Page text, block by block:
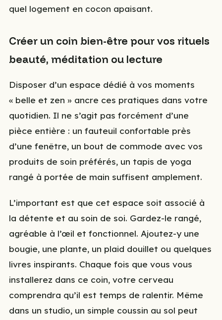
quel logement en cocon apaisant.
Créer un coin bien-être pour vos rituels
beauté, méditation ou lecture
Disposer d’un espace dédié à vos moments
« belle et zen » ancre ces pratiques dans votre
quotidien. Il ne s’agit pas forcément d’une
pièce entière : un fauteuil confortable près
d’une fenêtre, un bout de commode avec vos
produits de soin préférés, un tapis de yoga
rangé à portée de main suffisent amplement.
L’important est que cet espace soit associé à
la détente et au soin de soi. Gardez-le rangé,
agréable à l’œil et fonctionnel. Ajoutez-y une
bougie, une plante, un plaid douillet ou quelques
livres inspirants. Chaque fois que vous vous
installerez dans ce coin, votre cerveau
comprendra qu’il est temps de ralentir. Même
dans un studio, un simple coussin au sol peut